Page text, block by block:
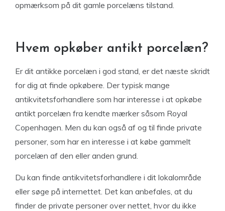
opmærksom på dit gamle porcelæns tilstand.
Hvem opkøber antikt porcelæn?
Er dit antikke porcelæn i god stand, er det næste skridt
for dig at finde opkøbere. Der typisk mange
antikvitetsforhandlere som har interesse i at opkøbe
antikt porcelæn fra kendte mærker såsom Royal
Copenhagen. Men du kan også af og til finde private
personer, som har en interesse i at købe gammelt
porcelæn af den eller anden grund.
Du kan finde antikvitetsforhandlere i dit lokalområde
eller søge på internettet. Det kan anbefales, at du
finder de private personer over nettet, hvor du ikke